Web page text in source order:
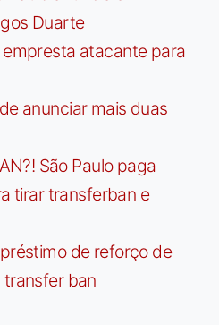
Duarte
empresta atacante para
anunciar mais duas
São Paulo paga
tirar transferban e
de reforço de
transfer ban